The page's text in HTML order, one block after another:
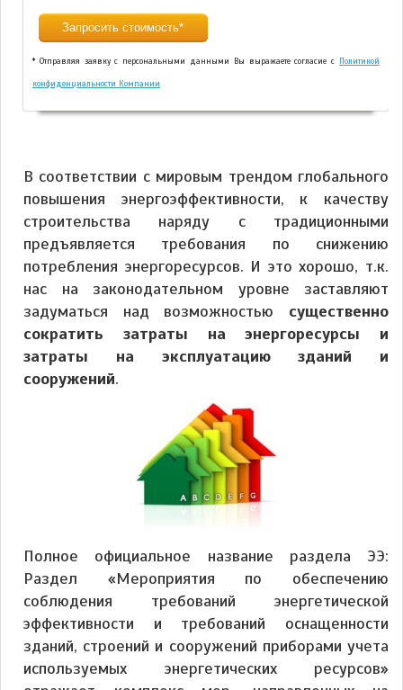
* Отправляя заявку с персональными данными Вы выражаете согласие с Политикой
конфиденциальности Компании
Alternative:
В соответствии с мировым трендом глобального
повышения энергоэффективности, к качеству
строительства наряду с традиционными
предъявляется требования по снижению
потребления энергоресурсов. И это хорошо, т.к.
нас на законодательном уровне заставляют
задуматься над возможностью существенно
сократить затраты на энергоресурсы и
затраты на эксплуатацию зданий и
сооружений.
Полное официальное название раздела ЭЭ:
Раздел «Мероприятия по обеспечению
соблюдения требований энергетической
эффективности и требований оснащенности
зданий, строений и сооружений приборами учета
используемых энергетических ресурсов»